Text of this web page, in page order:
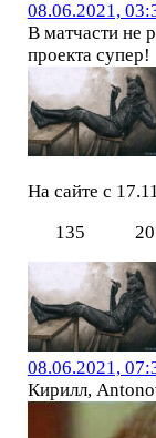
08.06.2021,
В матчасти не
проекта супер!
На сайте с
135
20
08.06.2021,
Кирилл,